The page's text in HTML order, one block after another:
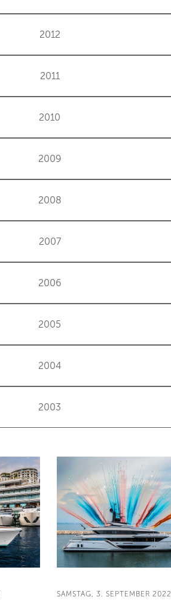
2012
2011
2010
2009
2008
2007
2006
2005
2004
2003
SAMSTAG, 3. SEPTEMBER 2022